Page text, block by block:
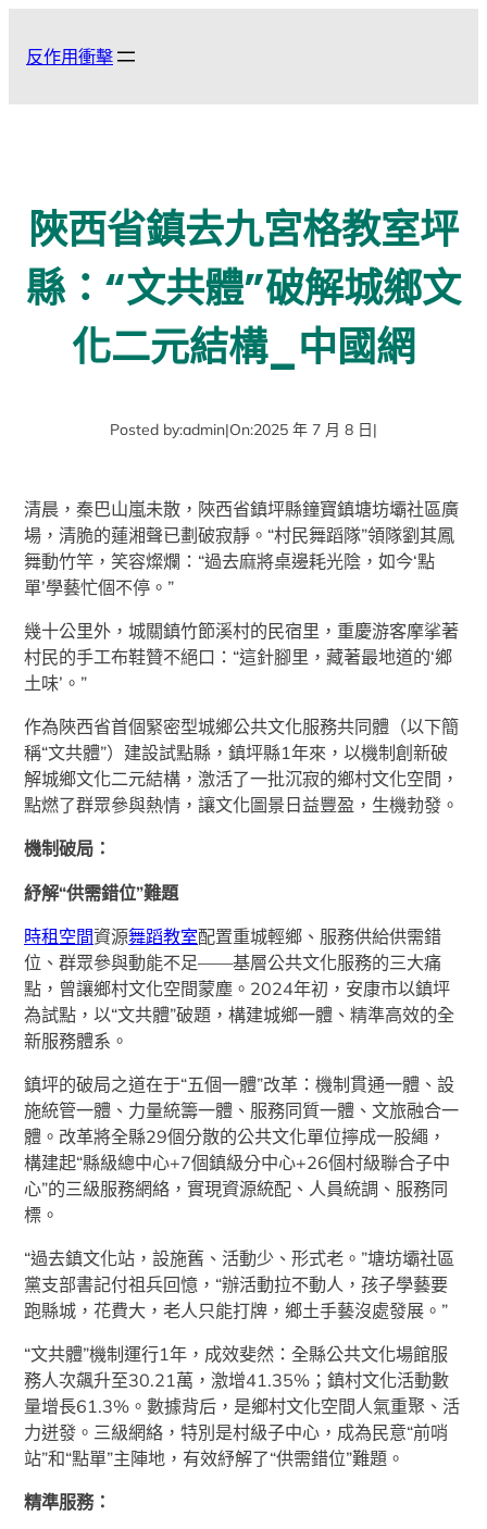
反作用衝擊
陜西省鎮去九宮格教室坪
縣：“文共體”破解城鄉文
化二元結構_中國網
Posted by:admin|On:2025 年 7 月 8 日|
清晨，秦巴山嵐未散，陜西省鎮坪縣鐘寶鎮塘坊壩社區廣
場，清脆的蓮湘聲已劃破寂靜。“村民舞蹈隊”領隊劉其鳳
舞動竹竿，笑容燦爛：“過去麻將桌邊耗光陰，如今‘點
單’學藝忙個不停。”
幾十公里外，城關鎮竹節溪村的民宿里，重慶游客摩挲著
村民的手工布鞋贊不絕口：“這針腳里，藏著最地道的‘鄉
土味’。”
作為陜西省首個緊密型城鄉公共文化服務共同體（以下簡
稱“文共體”）建設試點縣，鎮坪縣1年來，以機制創新破
解城鄉文化二元結構，激活了一批沉寂的鄉村文化空間，
點燃了群眾參與熱情，讓文化圖景日益豐盈，生機勃發。
機制破局：
紓解“供需錯位”難題
時租空間資源舞蹈教室配置重城輕鄉、服務供給供需錯
位、群眾參與動能不足——基層公共文化服務的三大痛
點，曾讓鄉村文化空間蒙塵。2024年初，安康市以鎮坪
為試點，以“文共體”破題，構建城鄉一體、精準高效的全
新服務體系。
鎮坪的破局之道在于“五個一體”改革：機制貫通一體、設
施統管一體、力量統籌一體、服務同質一體、文旅融合一
體。改革將全縣29個分散的公共文化單位擰成一股繩，
構建起“縣級總中心+7個鎮級分中心+26個村級聯合子中
心”的三級服務網絡，實現資源統配、人員統調、服務同
標。
“過去鎮文化站，設施舊、活動少、形式老。”塘坊壩社區
黨支部書記付祖兵回憶，“辦活動拉不動人，孩子學藝要
跑縣城，花費大，老人只能打牌，鄉土手藝沒處發展。”
“文共體”機制運行1年，成效斐然：全縣公共文化場館服
務人次飆升至30.21萬，激增41.35%；鎮村文化活動數
量增長61.3%。數據背后，是鄉村文化空間人氣重聚、活
力迸發。三級網絡，特別是村級子中心，成為民意“前哨
站”和“點單”主陣地，有效紓解了“供需錯位”難題。
精準服務：